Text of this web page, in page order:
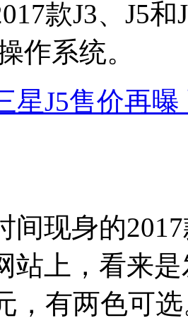
款J3、J5
作系统。
星J5售价再
间现身的
站上，看来
，有两色可